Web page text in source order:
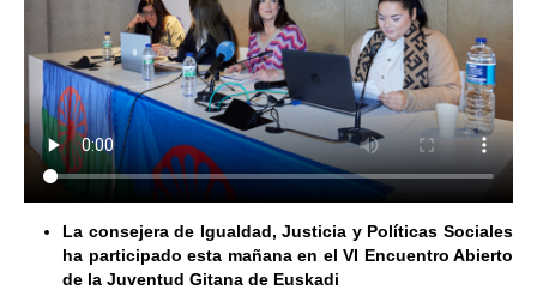
La consejera de Igualdad, Justicia y Políticas Sociales
ha participado esta mañana en el VI Encuentro Abierto
de la Juventud Gitana de Euskadi